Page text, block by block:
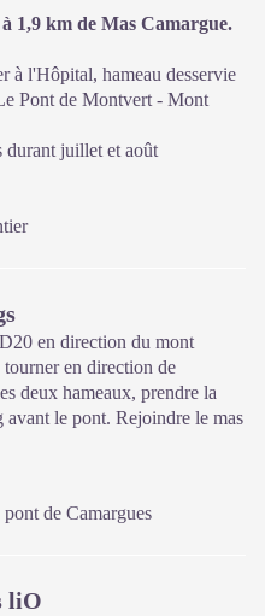
à 1,9 km de Mas Camargue.
à l'Hôpital, hameau desservie
Pont de Montvert - Mont
durant juillet et août
en direction du mont
en direction de
deux hameaux, prendre la
le pont. Rejoindre le mas
de Camargues
liO